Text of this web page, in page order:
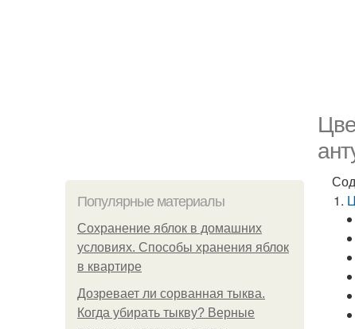
Популярные материалы
Сохранение яблок в домашних
условиях. Способы хранения яблок
в квартире
Дозревает ли сорванная тыква.
Когда убирать тыкву? Верные